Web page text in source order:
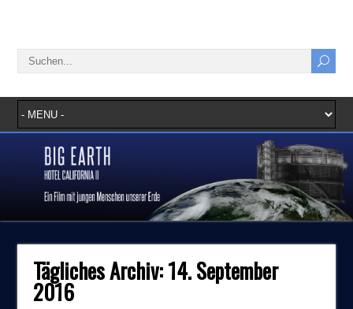
Tägliches Archiv:14. September
2016